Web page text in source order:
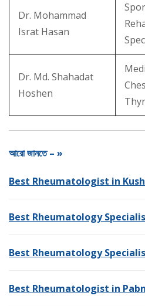
Dr. Mohammad
Israt Hasan
Dr. Md. Shahadat
Hoshen
আরো জানতে – »
Best Rheumatologist in
Best Rheumatology
Best Rheumatology
Best Rheumatologist in